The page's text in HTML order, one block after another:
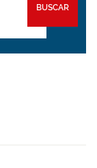
BUSCAR